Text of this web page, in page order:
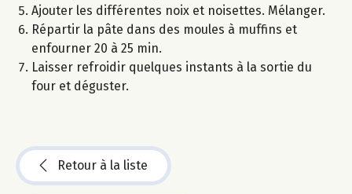
Ajouter les différentes noix et noisettes. Mélanger.
Répartir la pâte dans des moules à muffins et
enfourner 20 à 25 min.
Laisser refroidir quelques instants à la sortie du
four et déguster.
Retour à la liste